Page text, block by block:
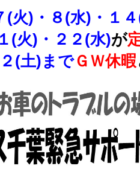
(火)・８(水)・１
(火)・２２(水)が
(土)までＧＷ休暇